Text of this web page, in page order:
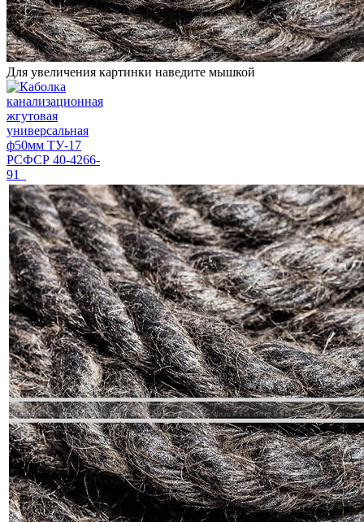
Для увеличения картинки наведите мышкой